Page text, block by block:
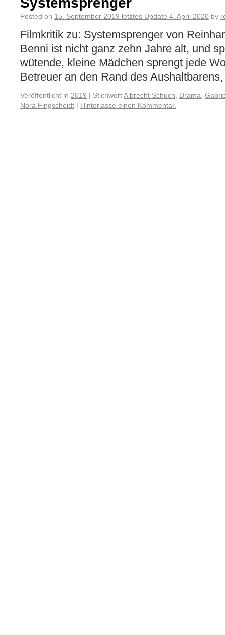
Posted on 15. September 2019 letztes Update 4. April 2020 by
Filmkritik zu: Systemsprenger von
Benni ist nicht ganz zehn Jahre alt, und
wütende, kleine Mädchen sprengt jede
Betreuer an den Rand des
Veröffentlicht in 2019 | StichwortAlbrecht Schuch Drama
Nora Fingscheidt | Hinterlasse einen Kommentar.